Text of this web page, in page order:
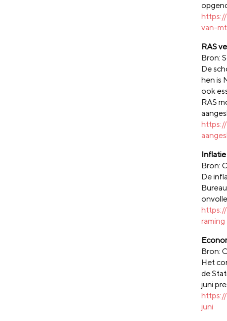
van-
RAS
Bron:
De
hen is
ook
RAS
Inflatie
Bron:
De
raming
Bron:
Het
de
juni
juni